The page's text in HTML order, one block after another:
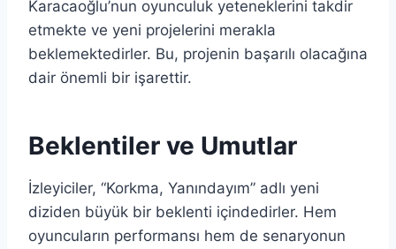
Karacaoğlu’nun oyunculuk yeteneklerini takdir
etmekte ve yeni projelerini merakla
beklemektedirler. Bu, projenin başarılı olacağına
dair önemli bir işarettir.
Beklentiler ve Umutlar
İzleyiciler, “Korkma, Yanındayım” adlı yeni
diziden büyük bir beklenti içindedirler. Hem
oyuncuların performansı hem de senaryonun